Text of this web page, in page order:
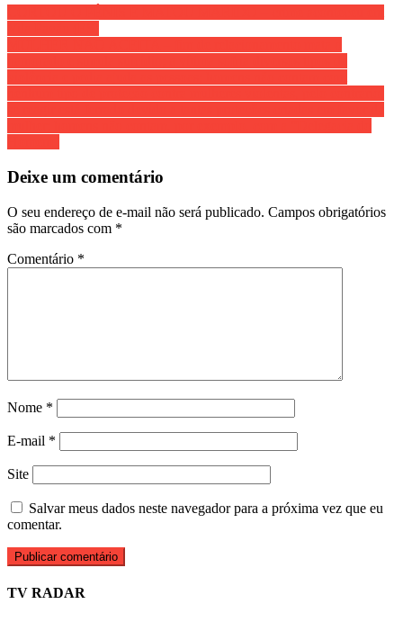
Deixe um comentário
O seu endereço de e-mail não será publicado. Campos obrigatórios
são marcados com *
Comentário *
Nome *
E-mail *
Site
Salvar meus dados neste navegador para a próxima vez que eu
comentar.
TV RADAR